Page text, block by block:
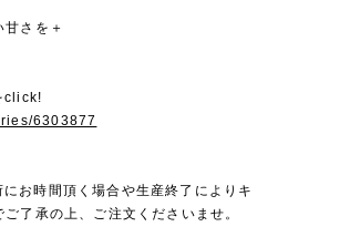
さを＋
click!
6303877
お時間頂く場合や生産終了によりキ
了承の上、ご注文くださいませ。